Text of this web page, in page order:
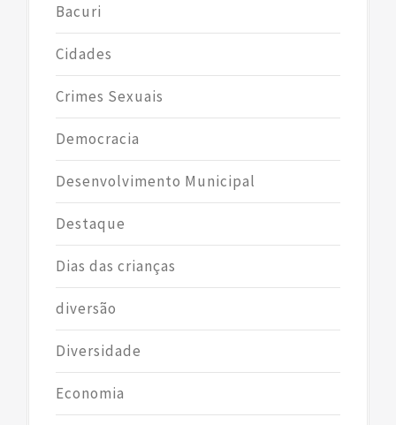
Bacuri
Cidades
Crimes Sexuais
Democracia
Desenvolvimento Municipal
Destaque
Dias das crianças
diversão
Diversidade
Economia